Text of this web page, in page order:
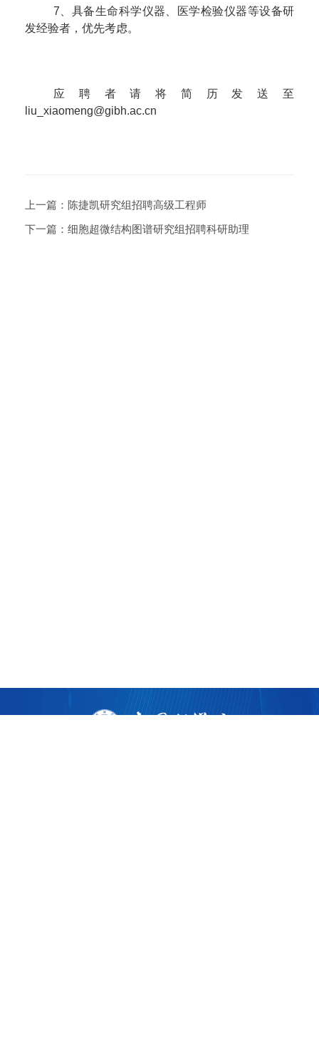
7 、具备生命科学仪器、医学检验仪器等设备研
发经验者，优先考虑。
应聘者请将简历发送至
liu_xiaomeng@gibh.ac.cn
上一篇： 陈捷凯研究组招聘高级工程师
下一篇： 细胞超微结构图谱研究组招聘科研助理